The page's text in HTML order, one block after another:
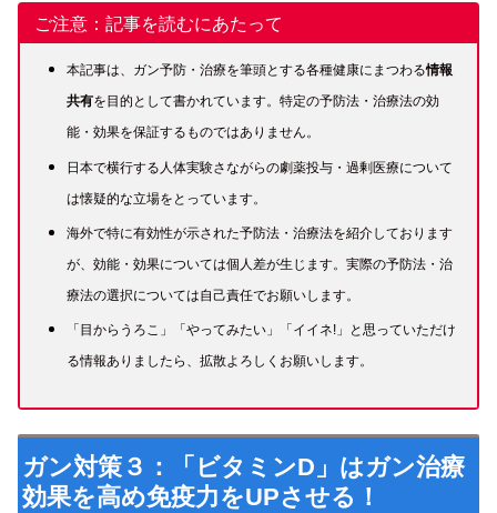
ご注意：記事を読むにあたって
本記事は、ガン予防・治療を筆頭とする各種健康にまつわる情報
共有を目的として書かれています。特定の予防法・治療法の効
能・効果を保証するものではありません。
日本で横行する人体実験さながらの劇薬投与・過剰医療について
は懐疑的な立場をとっています。
海外で特に有効性が示された予防法・治療法を紹介しております
が、効能・効果については個人差が生じます。実際の予防法・治
療法の選択については自己責任でお願いします。
「目からうろこ」「やってみたい」「イイネ!」と思っていただけ
る情報ありましたら 、 拡散よろしくお願いします。
ガン対策３：「ビタミンD」はガン治療
効果を高め免疫力をUPさせる！